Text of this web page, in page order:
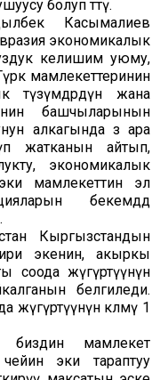
болуп өттү.
Касымалиев
экономикалык
келишим уюму,
мамлекеттеринин
түзүмдөрдүн жана
башчыларынын
алкагында өз ара
жатканын айтып,
экономикалык
мамлекеттин эл
бекемдөөдө
Кыргызстандын
бири экенин, акыркы
соода жүгүртүүнүн
белгиледи.
көлөмү 1
биздин мамлекет
эки тараптуу